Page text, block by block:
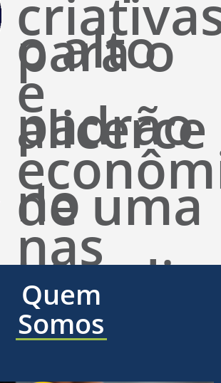
para o
alicerce
de uma
base
sólida e
e
nas
áreas
o alto
padrão
no
a ética,
Quem
Somos